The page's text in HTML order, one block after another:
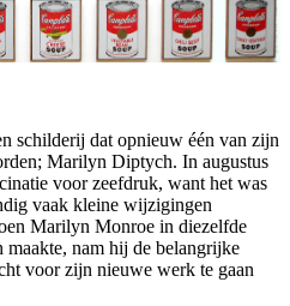
schilderij dat opnieuw één van zijn
Marilyn Diptych. In augustus
voor zeefdruk, want het was
vaak kleine wijzigingen
Marilyn Monroe in diezelfde
maakte, nam hij de belangrijke
voor zijn nieuwe werk te gaan